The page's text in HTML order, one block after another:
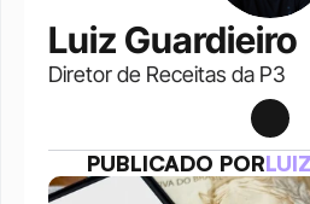
Luiz Guardieiro
Diretor de Receitas da P3
PUBLICADO POR